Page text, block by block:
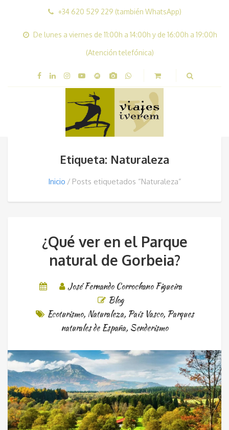
+34 620 529 229 (también WhatsApp)
De lunes a viernes de 11:00h a 14:00h y de 16:00h a 19:00h
(Atención telefónica)
Etiqueta: Naturaleza
Inicio Posts etiquetados “Naturaleza”
¿Qué ver en el Parque
natural de Gorbeia?
José Fernando Corrochano Figueira
Blog
Ecoturismo, Naturaleza, País Vasco, Parques
naturales de España, Senderismo